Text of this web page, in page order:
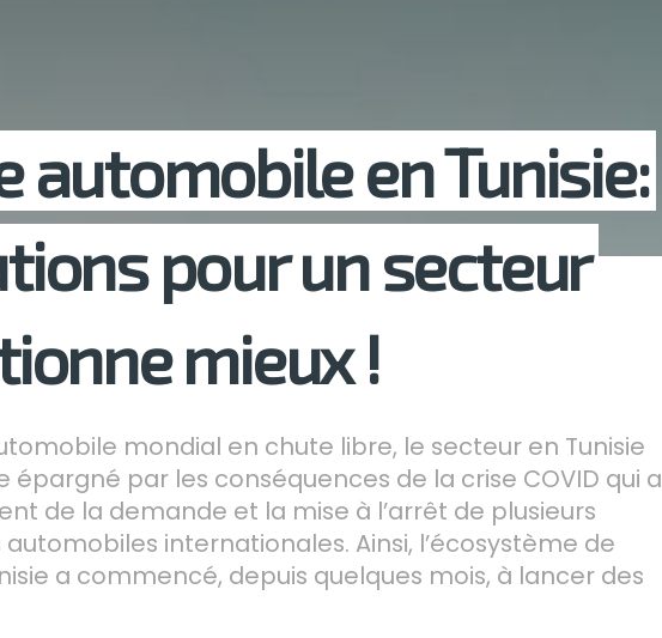
automobile en Tunisie:
pour un secteur
mieux !
mondial en chute libre, le secteur en Tunisie
épargné par les conséquences de la crise COVID qui a
de la demande et la mise à l’arrêt de plusieurs
internationales. Ainsi, l’écosystème de
a commencé, depuis quelques mois, à lancer des